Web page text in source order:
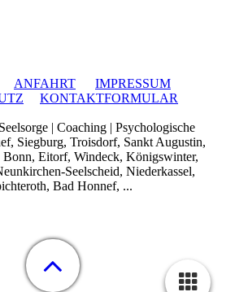
ANFAHRT
IMPRESSUM
KONTAKTFORMULAR
| Coaching | Psychologische
Siegburg, Troisdorf, Sankt Augustin,
Eitorf, Windeck, Königswinter,
Seelscheid, Niederkassel,
Bad Honnef, ...